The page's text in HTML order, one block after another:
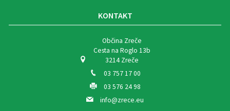
KONTAKT
Občina Zreče
Cesta na Roglo 13b
3214 Zreče
03 757 17 00
03 576 24 98
info@zrece.eu